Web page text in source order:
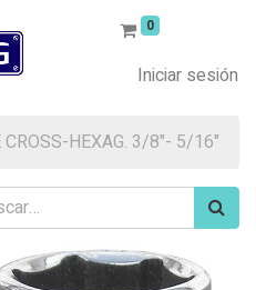
0
Iniciar sesión
CROSS-HEXAG. 3/8"- 5/16"